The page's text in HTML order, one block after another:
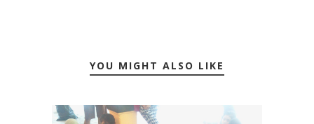
YOU MIGHT ALSO LIKE